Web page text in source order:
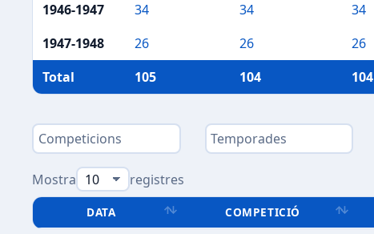
1946-1947
34 34 34
1947-1948
26 26 26
Total
105 104 104
Mostra registres
DATA COMPETICIÓ